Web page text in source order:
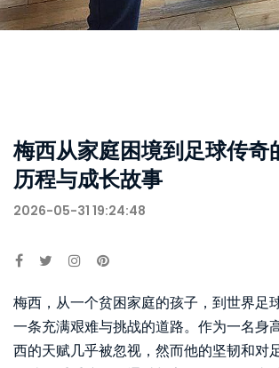
梅西从家庭困境到足球传奇
历程与成长故事
2026-05-31 19:24:48
梅西，从一个贫困家庭的孩子，到世界足
一条充满艰难与挑战的道路。作为一名身
西的天赋几乎被忽视，然而他的坚韧和对